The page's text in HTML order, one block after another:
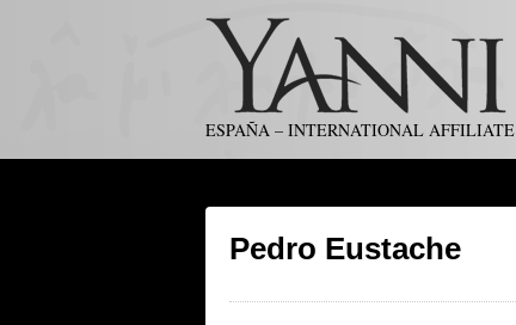
ESPAÑA – INTERNATIONAL AFFILIATE
Pedro Eustache